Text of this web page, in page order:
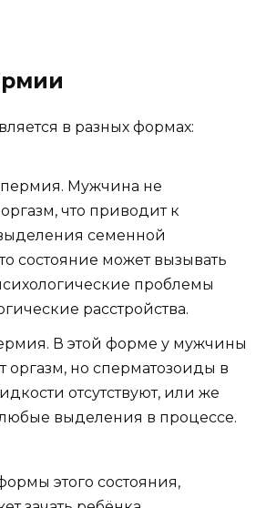
в разных формах:
Мужчина не
что приводит к
семенной
состояние может вызывать
проблемы
расстройства.
В этой форме у мужчины
оргазм, но сперматозоиды в
отсутствуют, или же
любые выделения в процессе.
этого состояния,